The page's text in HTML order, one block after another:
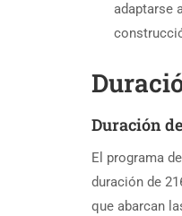
adaptarse
Duración
El programa
duración de
que abarcan